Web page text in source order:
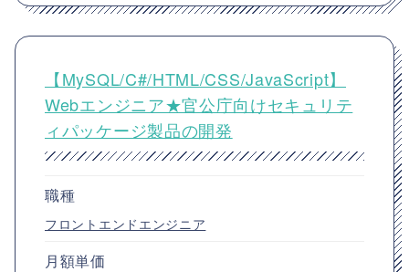
【MySQL/C#/HTML/CSS/JavaScript】
Webエンジニア★官公庁向けセキュリテ
ィパッケージ製品の開発
職種
フロントエンドエンジニア
月額単価